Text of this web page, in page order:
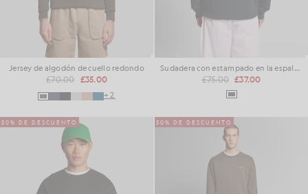
Jersey de algodón de cuello redondo
£70.00 £35.00
+2
Sudadera con estampado en la espalda
£75.00 £37.00
50% DE DESCUENTO 50% DE DESCUENTO